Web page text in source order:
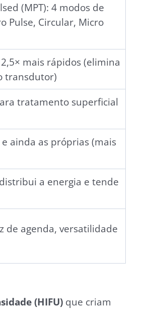
(MPT): 4 modos de
Pulse, Circular, Micro
mais rápidos (elimina
transdutor)
tratamento superficial
ainda as próprias (mais
a energia e tende
de agenda, versatilidade
(HIFU) que criam